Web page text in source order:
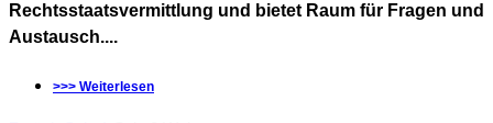
Rechtsstaatsvermittlung und bietet Raum für Fragen und
Austausch....
>>> Weiterlesen